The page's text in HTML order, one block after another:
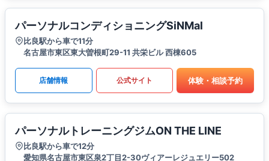
パーソナルコンディショニングSiNMal
比良駅から車で11分
名古屋市東区東大曽根町29-11 共栄ビル 西棟605
店舗情報 公式サイト 体験・相談予約
パーソナルトレーニングジムON THE LINE
比良駅から車で12分
愛知県名古屋市東区泉2丁目2-30ヴィアーレジュエリー502